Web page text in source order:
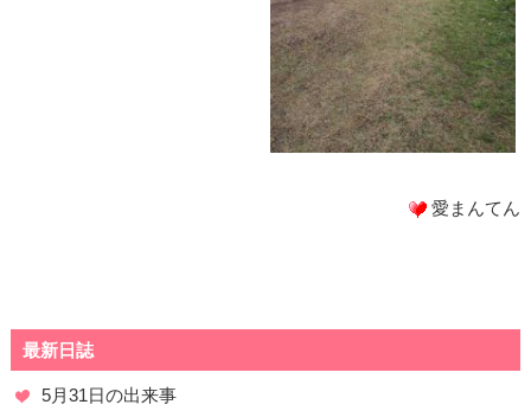
愛まんてん
最新日誌
5月31日の出来事